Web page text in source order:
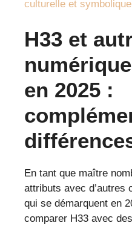
culturelle et
H33 et
en 2025 :
En tant que maître
attributs avec d’autres
qui se démarquent en
comparer H33 avec